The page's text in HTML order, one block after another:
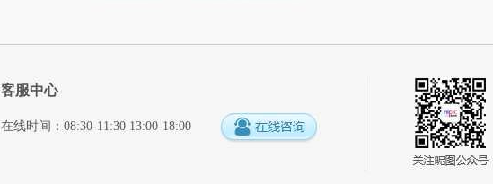
客服中心
在线时间：08:30-11:30 13:00-18:00